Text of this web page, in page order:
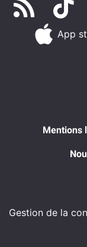
App
Mentions
Gestion de la